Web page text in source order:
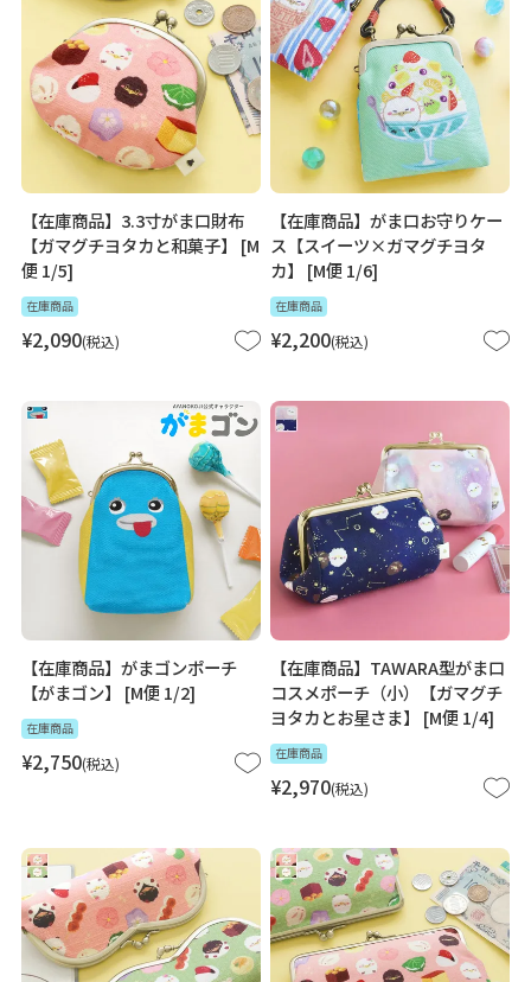
【在庫商品】3.3寸がま口財布
【ガマグチヨタカと和菓子】 [M
便 1/5]
在庫商品
¥2,090 税込
【在庫商品】がま口お守りケー
ス【スイーツ×ガマグチヨタ
カ】 [M便 1/6]
在庫商品
¥2,200 税込
【在庫商品】がまゴンポーチ
【がまゴン】 [M便 1/2]
在庫商品
¥2,750 税込
【在庫商品】TAWARA型がま口
コスメポーチ（小）【ガマグチ
ヨタカとお星さま】 [M便 1/4]
在庫商品
¥2,970 税込